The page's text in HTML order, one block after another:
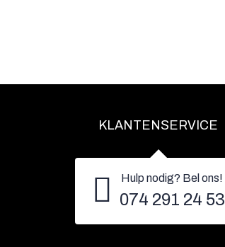
KLANTENSERVICE
Hulp nodig? Bel ons!
074 291 24 53